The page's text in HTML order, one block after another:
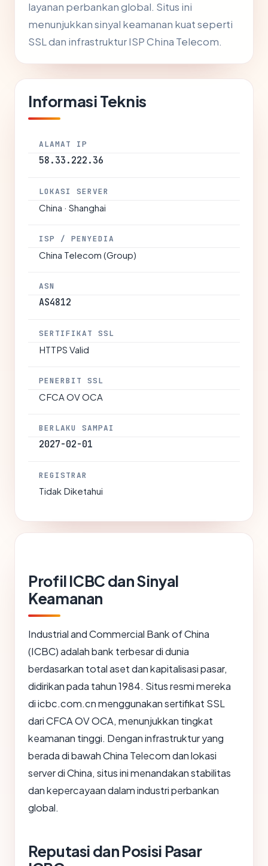
layanan perbankan global. Situs ini
menunjukkan sinyal keamanan kuat seperti
SSL dan infrastruktur ISP China Telecom.
Informasi Teknis
ALAMAT IP
58.33.222.36
LOKASI SERVER
China · Shanghai
ISP / PENYEDIA
China Telecom (Group)
ASN
AS4812
SERTIFIKAT SSL
HTTPS Valid
PENERBIT SSL
CFCA OV OCA
BERLAKU SAMPAI
2027-02-01
REGISTRAR
Tidak Diketahui
Profil ICBC dan Sinyal
Keamanan
Industrial and Commercial Bank of China
(ICBC) adalah bank terbesar di dunia
berdasarkan total aset dan kapitalisasi pasar,
didirikan pada tahun 1984. Situs resmi mereka
di icbc.com.cn menggunakan sertifikat SSL
dari CFCA OV OCA, menunjukkan tingkat
keamanan tinggi. Dengan infrastruktur yang
berada di bawah China Telecom dan lokasi
server di China, situs ini menandakan stabilitas
dan kepercayaan dalam industri perbankan
global.
Reputasi dan Posisi Pasar